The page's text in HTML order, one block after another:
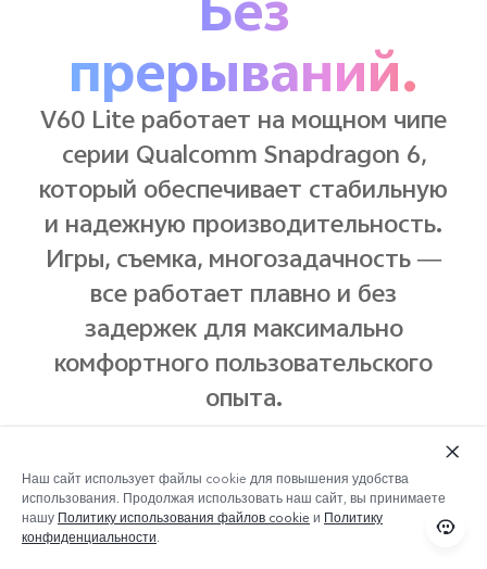
прерываний.
V60 Lite работает на мощном чипе
серии Qualcomm Snapdragon 6,
который обеспечивает стабильную
и надежную производительность.
Игры, съемка, многозадачность —
все работает плавно и без
задержек для максимально
комфортного пользовательского
опыта.
Наш сайт использует файлы cookie для повышения удобства
использования. Продолжая использовать наш сайт, вы принимаете
нашу Политику использования файлов cookie и Политику
конфиденциальности.